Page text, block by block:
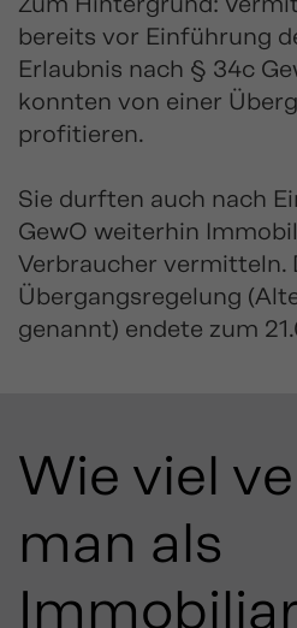
bereits vor Einführung
Erlaubnis nach § 34c
konnten von einer
profitieren.
Sie durften auch nach
GewO weiterhin
Verbraucher vermitteln.
Übergangsregelung
genannt) endete zum
Wie viel
man als